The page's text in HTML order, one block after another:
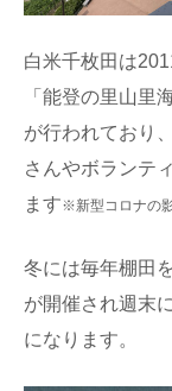
白米千枚田は
「能登の里山里
が行われており
さんやボランテ
ます※新型コロナの
冬には毎年棚田
が開催され週末
になります。